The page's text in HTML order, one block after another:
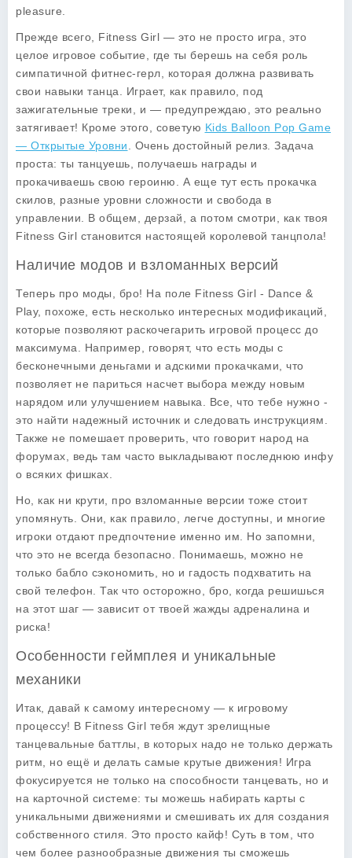
pleasure.
Прежде всего, Fitness Girl — это не просто игра, это
целое игровое событие, где ты берешь на себя роль
симпатичной фитнес-герл, которая должна развивать
свои навыки танца. Играет, как правило, под
зажигательные треки, и — предупреждаю, это реально
затягивает! Кроме этого, советую Kids Balloon Pop Game
— Открытые Уровни . Очень достойный релиз. Задача
проста: ты танцуешь, получаешь награды и
прокачиваешь свою героиню. А еще тут есть прокачка
скилов, разные уровни сложности и свобода в
управлении. В общем, дерзай, а потом смотри, как твоя
Fitness Girl становится настоящей королевой танцпола!
Наличие модов и взломанных версий
Теперь про моды, бро! На поле Fitness Girl - Dance &
Play, похоже, есть несколько интересных модификаций,
которые позволяют раскочегарить игровой процесс до
максимума. Например, говорят, что есть моды с
бесконечными деньгами и адскими прокачками, что
позволяет не париться насчет выбора между новым
нарядом или улучшением навыка. Все, что тебе нужно -
это найти надежный источник и следовать инструкциям.
Также не помешает проверить, что говорит народ на
форумах, ведь там часто выкладывают последнюю инфу
о всяких фишках.
Но, как ни крути, про взломанные версии тоже стоит
упомянуть. Они, как правило, легче доступны, и многие
игроки отдают предпочтение именно им. Но запомни,
что это не всегда безопасно. Понимаешь, можно не
только бабло сэкономить, но и гадость подхватить на
свой телефон. Так что осторожно, бро, когда решишься
на этот шаг — зависит от твоей жажды адреналина и
риска!
Особенности геймплея и уникальные
механики
Итак, давай к самому интересному — к игровому
процессу! В Fitness Girl тебя ждут зрелищные
танцевальные баттлы, в которых надо не только держать
ритм, но ещё и делать самые крутые движения! Игра
фокусируется не только на способности танцевать, но и
на карточной системе: ты можешь набирать карты с
уникальными движениями и смешивать их для создания
собственного стиля. Это просто кайф! Суть в том, что
чем более разнообразные движения ты сможешь